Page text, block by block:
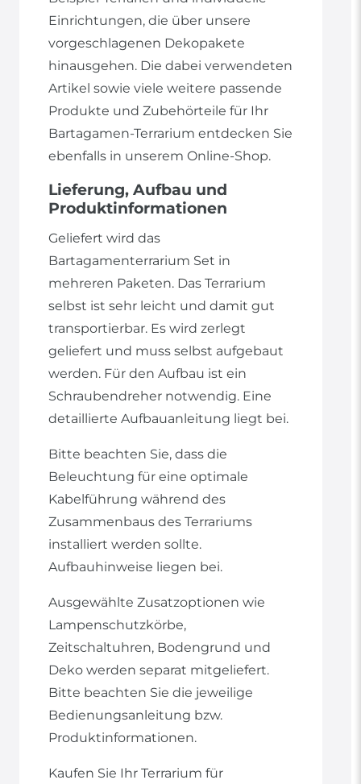
Einrichtungen, die über unsere
vorgeschlagenen Dekopakete
hinausgehen. Die dabei verwendeten
Artikel sowie viele weitere passende
Produkte und Zubehörteile für Ihr
Bartagamen-Terrarium entdecken Sie
ebenfalls in unserem Online-Shop.
Lieferung, Aufbau und
Produktinformationen
Geliefert wird das
Bartagamenterrarium Set in
mehreren Paketen. Das Terrarium
selbst ist sehr leicht und damit gut
transportierbar. Es wird zerlegt
geliefert und muss selbst aufgebaut
werden. Für den Aufbau ist ein
Schraubendreher notwendig. Eine
detaillierte Aufbauanleitung liegt bei.
Bitte beachten Sie, dass die
Beleuchtung für eine optimale
Kabelführung während des
Zusammenbaus des Terrariums
installiert werden sollte.
Aufbauhinweise liegen bei.
Ausgewählte Zusatzoptionen wie
Lampenschutzkörbe,
Zeitschaltuhren, Bodengrund und
Deko werden separat mitgeliefert.
Bitte beachten Sie die jeweilige
Bedienungsanleitung bzw.
Produktinformationen.
Kaufen Sie Ihr Terrarium für